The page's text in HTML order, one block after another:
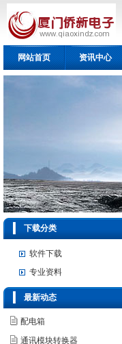
网站首页 资讯中心
下载分类
软件下载
专业资料
最新动态
配电箱
通讯模块转换器